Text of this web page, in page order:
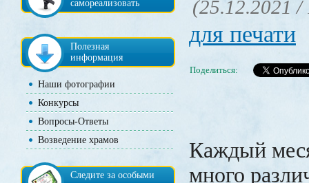
самореализовать
Полезная
информация
Наши фотографии
Конкурсы
Вопросы-Ответы
Возведение храмов
Следите за особыми
(25.12.2021 /
для печати
Поделиться:
Каждый
много